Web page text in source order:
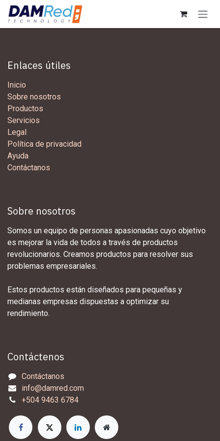
Ir al contenido
Enlaces útiles
Inicio
Sobre nosotros
Productos
Servicios
Legal
Política de privacidad
Ayuda
Contáctanos
Sobre nosotros
Somos un equipo de personas apasionadas cuyo objetivo
es mejorar la vida de todos a través de productos
revolucionarios. Creamos productos para resolver sus
problemas empresariales.
Estos productos están diseñados para pequeñas y
medianas empresas dispuestas a optimizar su
rendimiento.
Contáctenos
Contáctanos
info@damred.com
+504 9463 6784